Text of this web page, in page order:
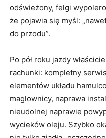
odświeżony, felgi
że pojawia się myśl:
do przodu”.
Po pół roku jazdy
rachunki: kompletny
elementów układu
maglownicy, naprawa
nieudolnej naprawie
wycieków oleju. Szybko